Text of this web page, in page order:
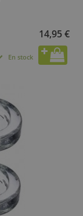
14,95 €
En stock